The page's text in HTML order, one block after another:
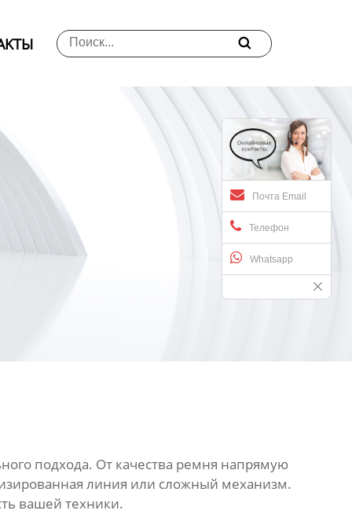

Почта Email
Телефон
Whatsapp
подхода. От качества ремня напрямую
линия или сложный механизм.
вашей техники.